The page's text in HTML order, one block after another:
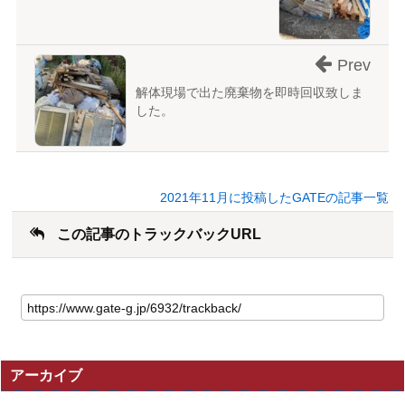
解体現場で出た廃棄物を即時回収致しま
した。
Prev
2021年11月に投稿したGATEの記事一覧
この記事のトラックバックURL
の
記
の
ト
ラ
アーカイブ